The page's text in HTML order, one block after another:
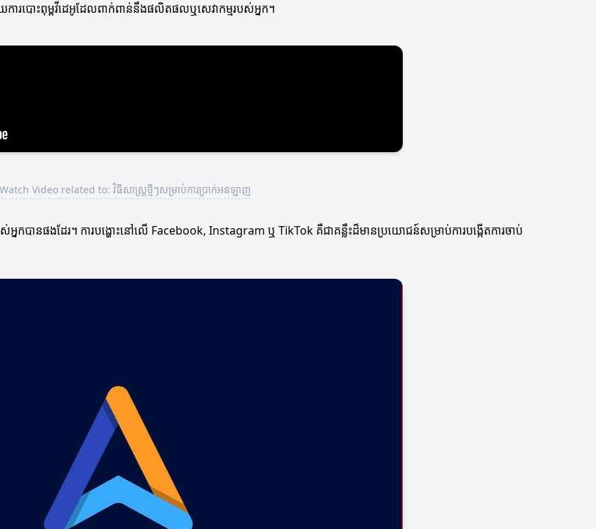
ការបោះពុម្ពវីដេអូដែលពាក់ពាន់នឹងផលិតផលឬសេវាកម្មរបស់អ្នក។
Video related to: វិធីសាស្ត្រថ្មីៗសម្រាប់ការប្រាក់អនឡាញ
អ្នកបានផងដែរ។ ការបង្ហោះនៅលើ Facebook, Instagram ឬ TikTok គឺជាគន្លឹះដ៏មានប្រយោជន៍សម្រាប់ការបង្កើតការចាប់